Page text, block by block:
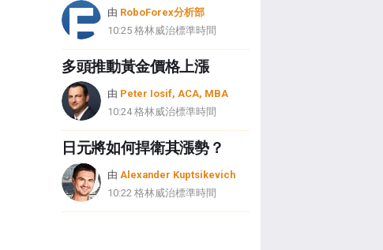
由 RoboForex分析部
10:25 格林威治標準時間
多頭推動黃金價格上漲
由 Peter Iosif, ACA, MBA
10:24 格林威治標準時間
日元將如何捍衛其漲勢？
由 Alexander Kuptsikevich
10:22 格林威治標準時間